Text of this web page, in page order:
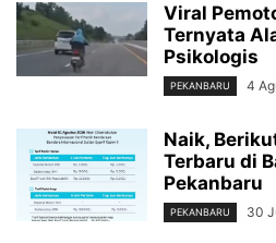
Viral
Ternyata
Psikologis
PEKANBARU 4
Naik,
Terbaru di
Pekanbaru
PEKANBARU 30